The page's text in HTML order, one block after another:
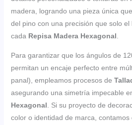
madera, logrando una pieza única
del pino con una precisión que solo
cada Repisa Madera Hexagonal
Para garantizar que los ángulos de
permitan un encaje perfecto entre
panal), empleamos procesos de
asegurando una simetría impecable
Hexagonal . Si su proyecto de
color o identidad de marca, contamos